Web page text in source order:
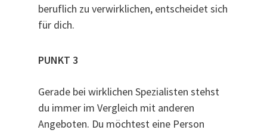
beruflich zu verwirklichen, entscheidet sich
für dich.
PUNKT 3
Gerade bei wirklichen Spezialisten stehst
du immer im Vergleich mit anderen
Angeboten. Du möchtest eine Person